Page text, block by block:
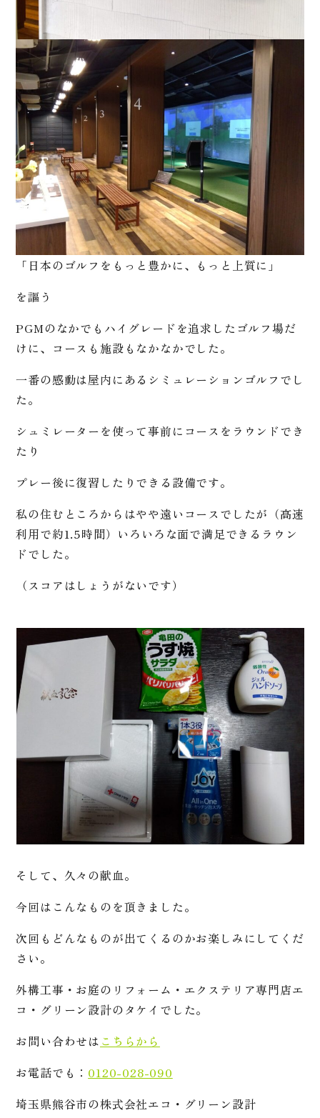
「日本のゴルフをもっと豊かに、もっと上質に」
を謳う
PGMのなかでもハイグレードを追求したゴルフ場だ
けに、コースも施設もなかなかでした。
一番の感動は屋内にあるシミュレーションゴルフでし
た。
シュミレーターを使って事前にコースをラウンドでき
たり
プレー後に復習したりできる設備です。
私の住むところからはやや遠いコースでしたが（高速
利用で約1.5時間）いろいろな面で満足できるラウン
ドでした。
（スコアはしょうがないです）
そして、久々の献血。
今回はこんなものを頂きました。
次回もどんなものが出てくるのかお楽しみにしてくだ
さい。
外構工事・お庭のリフォーム・エクステリア専門店エ
コ・グリーン設計のタケイでした。
お問い合わせは こちらから
お電話でも： 0120-028-090
埼玉県熊谷市の株式会社エコ・グリーン設計